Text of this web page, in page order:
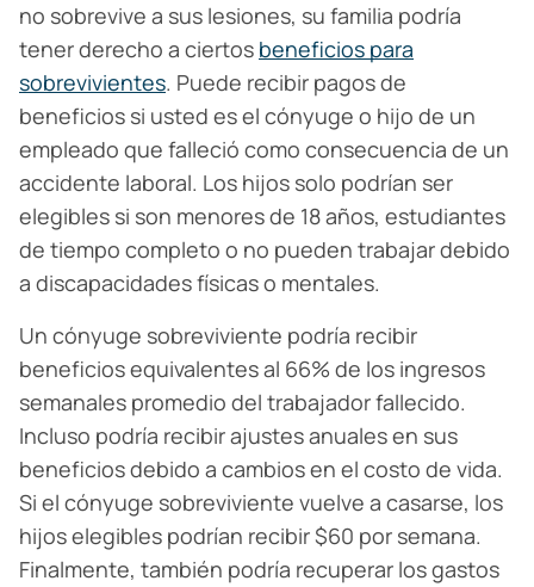
no sobrevive a sus lesiones, su familia podría
tener derecho a ciertos beneficios para
sobrevivientes. Puede recibir pagos de
beneficios si usted es el cónyuge o hijo de un
empleado que falleció como consecuencia de un
accidente laboral. Los hijos solo podrían ser
elegibles si son menores de 18 años, estudiantes
de tiempo completo o no pueden trabajar debido
a discapacidades físicas o mentales.
Un cónyuge sobreviviente podría recibir
beneficios equivalentes al 66% de los ingresos
semanales promedio del trabajador fallecido.
Incluso podría recibir ajustes anuales en sus
beneficios debido a cambios en el costo de vida.
Si el cónyuge sobreviviente vuelve a casarse, los
hijos elegibles podrían recibir $60 por semana.
Finalmente, también podría recuperar los gastos